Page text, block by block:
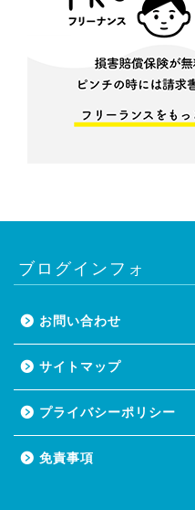
ブログインフォ
お問い合わせ
サイトマップ
プライバシーポリシー
免責事項